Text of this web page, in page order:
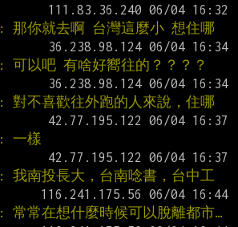
: 那你就去啊 台灣這麼小 想住哪
: 可以吧 有啥好嚮往的？？？？
: 對不喜歡往外跑的人來說，住哪
: 一樣
: 我南投長大，台南唸書，台中工
: 常常在想什麼時候可以脫離都市…